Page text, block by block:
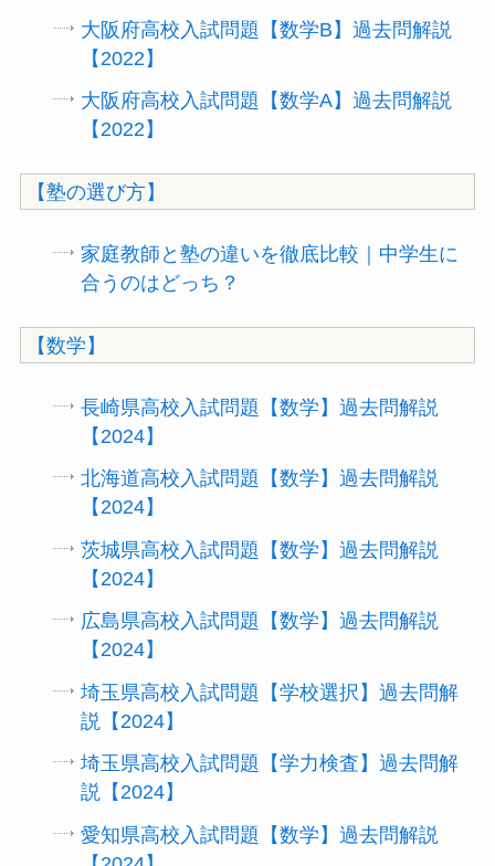
大阪府高校入試問題【数学B】過去問解説
【2022】
大阪府高校入試問題【数学A】過去問解説
【2022】
【塾の選び方】
家庭教師と塾の違いを徹底比較｜中学生に
合うのはどっち？
【数学】
長崎県高校入試問題【数学】過去問解説
【2024】
北海道高校入試問題【数学】過去問解説
【2024】
茨城県高校入試問題【数学】過去問解説
【2024】
広島県高校入試問題【数学】過去問解説
【2024】
埼玉県高校入試問題【学校選択】過去問解
説【2024】
埼玉県高校入試問題【学力検査】過去問解
説【2024】
愛知県高校入試問題【数学】過去問解説